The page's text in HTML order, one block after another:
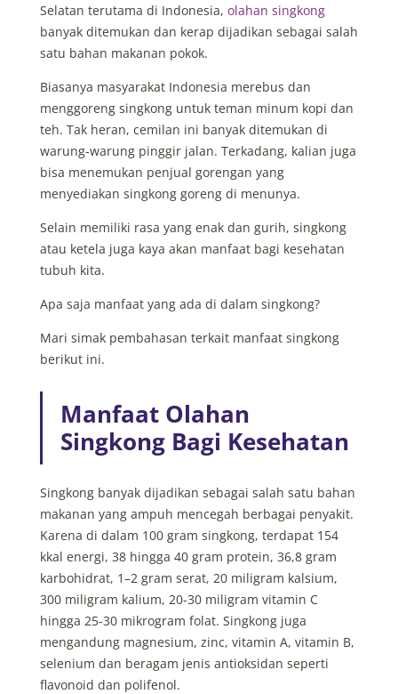
Selatan terutama di Indonesia, olahan singkong
banyak ditemukan dan kerap dijadikan sebagai salah
satu bahan makanan pokok.
Biasanya masyarakat Indonesia merebus dan
menggoreng singkong untuk teman minum kopi dan
teh. Tak heran, cemilan ini banyak ditemukan di
warung-warung pinggir jalan. Terkadang, kalian juga
bisa menemukan penjual gorengan yang
menyediakan singkong goreng di menunya.
Selain memiliki rasa yang enak dan gurih, singkong
atau ketela juga kaya akan manfaat bagi kesehatan
tubuh kita.
Apa saja manfaat yang ada di dalam singkong?
Mari simak pembahasan terkait manfaat singkong
berikut ini.
Manfaat Olahan
Singkong Bagi Kesehatan
Singkong banyak dijadikan sebagai salah satu bahan
makanan yang ampuh mencegah berbagai penyakit.
Karena di dalam 100 gram singkong, terdapat 154
kkal energi, 38 hingga 40 gram protein, 36,8 gram
karbohidrat, 1–2 gram serat, 20 miligram kalsium,
300 miligram kalium, 20-30 miligram vitamin C
hingga 25-30 mikrogram folat. Singkong juga
mengandung magnesium, zinc, vitamin A, vitamin B,
selenium dan beragam jenis antioksidan seperti
flavonoid dan polifenol.